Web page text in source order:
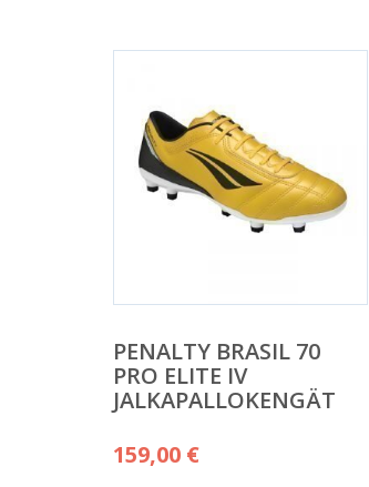
PENALTY BRASIL 70
PRO ELITE IV
JALKAPALLOKENGÄT
159,00 €